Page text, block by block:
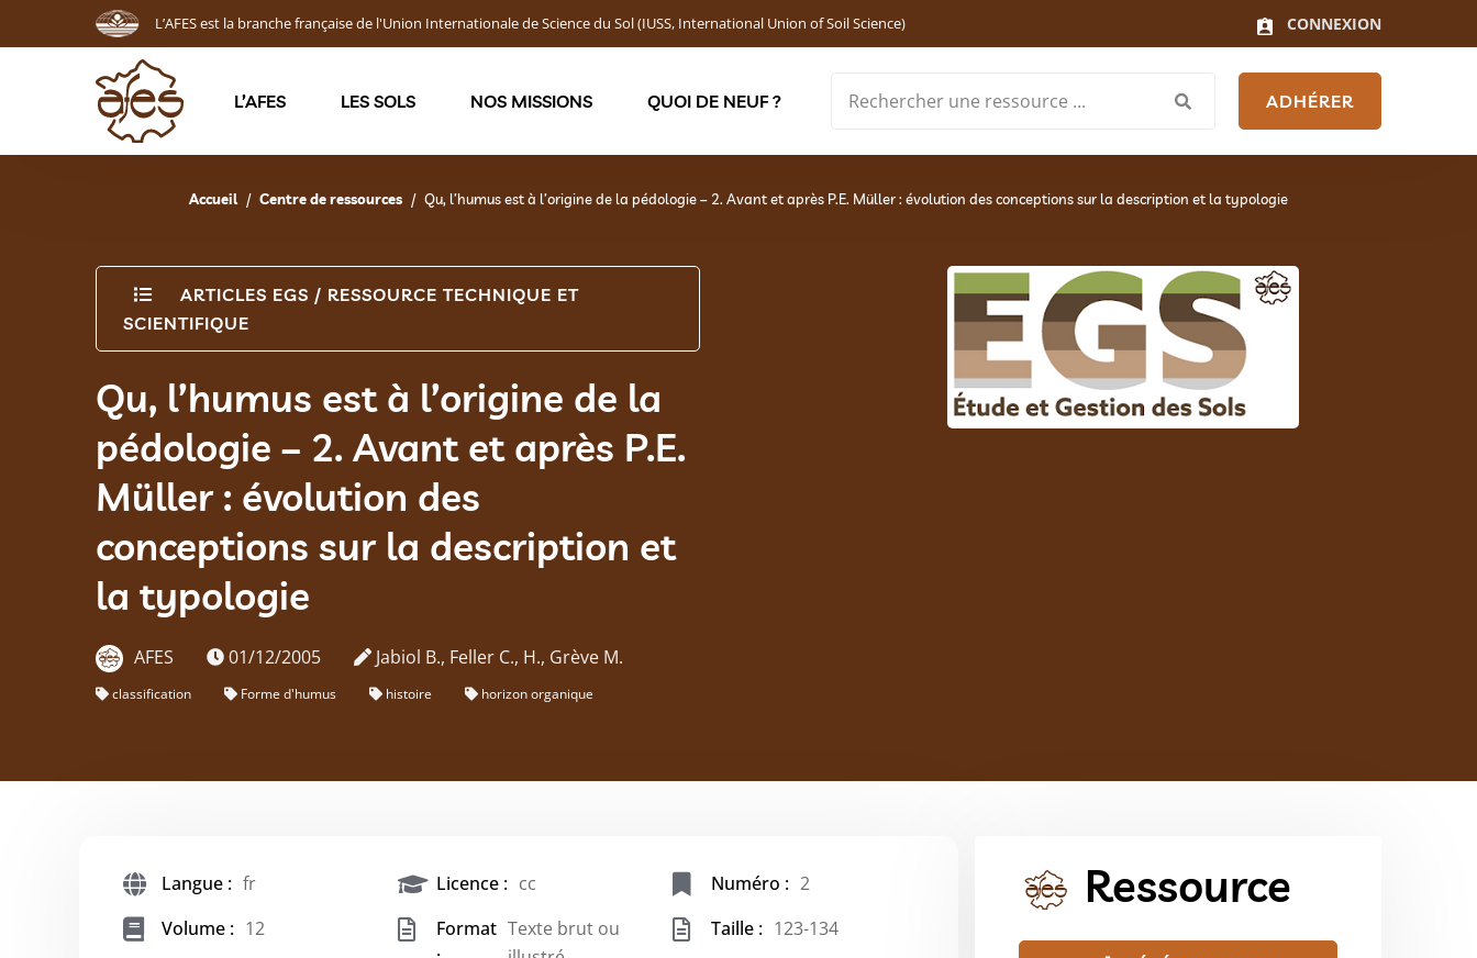
L’AFES est la branche française de l'Union Internationale de Science du Sol (IUSS, International Union of Soil Science) CONNEXION
L’AFES LES SOLS NOS MISSIONS QUOI DE NEUF ? ADHÉRER
Accueil Centre de ressources Qu, l’humus est à l’origine de la pédologie – 2. Avant et après P.E. Müller : évolution des conceptions sur la description et la typologie
ARTICLES EGS / RESSOURCE TECHNIQUE ET
SCIENTIFIQUE
Qu, l’humus est à l’origine de la
pédologie – 2. Avant et après P.E.
Müller : évolution des
conceptions sur la description et
la typologie
AFES 01/12/2005 Jabiol B., Feller C., H., Grève M.
classification Forme d'humus histoire horizon organique
Langue : fr Licence : cc Numéro : 2
Volume : 12
Format Texte brut ou
Taille : 123-134
Ressource